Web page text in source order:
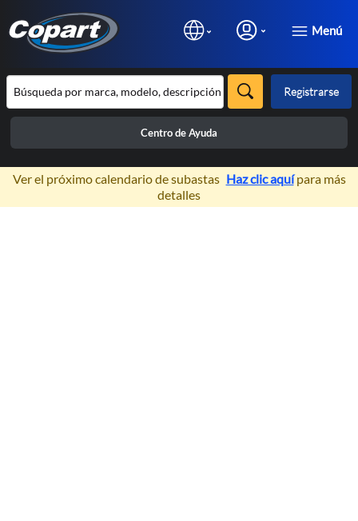
Menú
Registrarse
Centro de Ayuda
×
Ver el próximo calendario de subastas Haz clic aquípara más
detalles